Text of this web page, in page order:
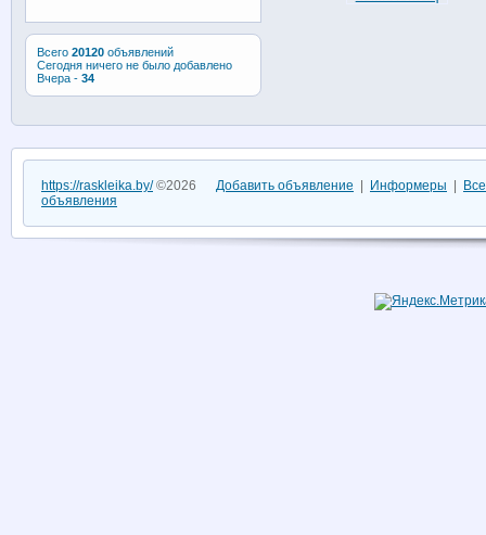
Всего 20120объявлений
Сегодня ничего не было добавлено
Вчера - 34
https://raskleika.by/©2026 Добавить объявление Информеры
объявления